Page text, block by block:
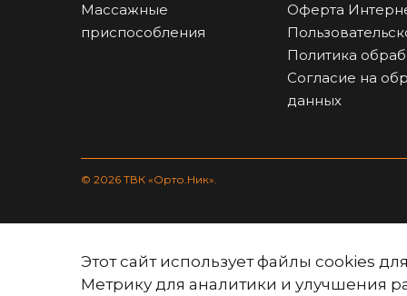
Массажные
приспособления
Оферта
Политика
Согласие на
данных
© 2026 ТВК «Орто.Ник».
Этот сайт использует файлы cookies
Метрику для аналитики и улучшения